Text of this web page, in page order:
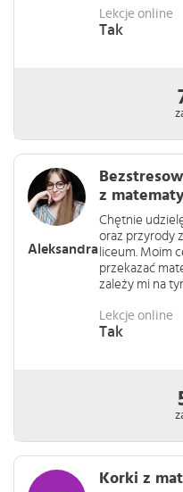
Lekcje online
Tak
Aleksandra
z
Chętnie
oraz przyrody
liceum. Moim
przekazać
zależy mi na
Lekcje online
Tak
Korki z